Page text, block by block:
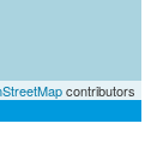
contributors